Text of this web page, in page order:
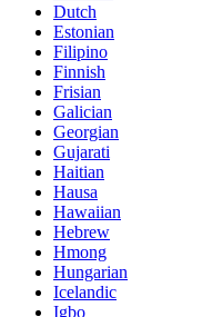
Dutch
Estonian
Filipino
Finnish
Frisian
Galician
Georgian
Gujarati
Haitian
Hausa
Hawaiian
Hebrew
Hmong
Hungarian
Icelandic
Igbo